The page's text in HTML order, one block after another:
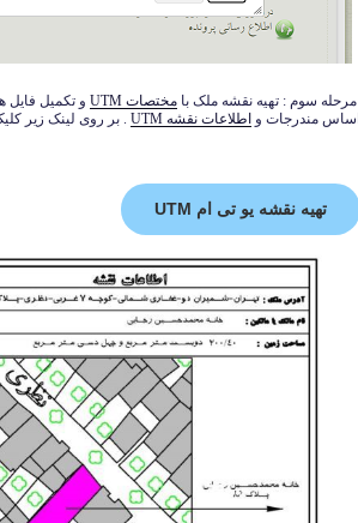
مرحله سوم : تهیه نقشه ملک با مختصات UTM
و تکمیل فایل
اساس مندرجات و اطلاعات نقشه UTM . بر روی لینک زیر
تهیه نقشه یو تی ام UTM